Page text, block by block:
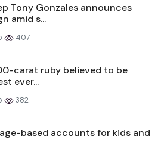
Tony Gonzales announces
amid s...
407
carat ruby believed to be
ever...
382
based accounts for kids and